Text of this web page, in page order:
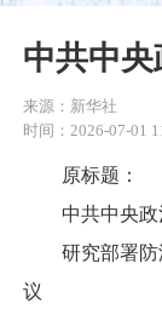
中共中
来源：新华社
时间：2026-07-01
原标题：
中共中央政
研究部署防
议